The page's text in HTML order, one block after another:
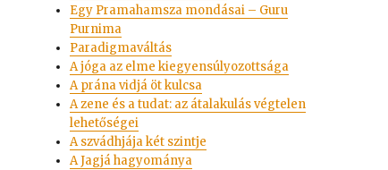
Egy Pramahamsza mondásai – Guru
Purnima
Paradigmaváltás
A jóga az elme kiegyensúlyozottsága
A prána vidjá öt kulcsa
A zene és a tudat: az átalakulás végtelen
lehetőségei
A szvádhjája két szintje
A Jagjá hagyománya